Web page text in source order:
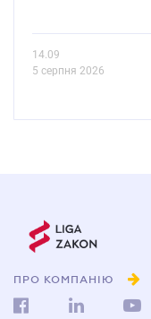
14.09
5 серпня 2026
ПРО КОМПАНІЮ